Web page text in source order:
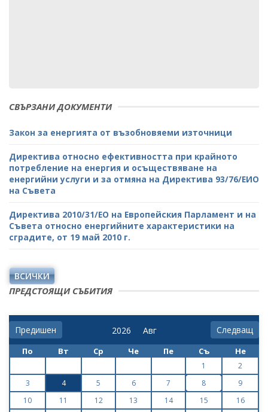
СВЪРЗАНИ ДОКУМЕНТИ
Закон за енергията от възобновяеми източници
Директива относно ефективността при крайното
потребление на енергия и осъществяване на
енергийни услуги и за отмяна на Директива 93/76/ЕИО
на Съвета
Директива 2010/31/ЕО на Европейския Парламент и на
Съвета относно енергийните характеристики на
сградите, от 19 май 2010 г.
ВСИЧКИ
ПРЕДСТОЯЩИ СЪБИТИЯ
Предишен Следващ
По Вт Ср Че Пе Съ Не
1
2
3
4 5 6 7 8
9
10
11 12 13 14 15
16